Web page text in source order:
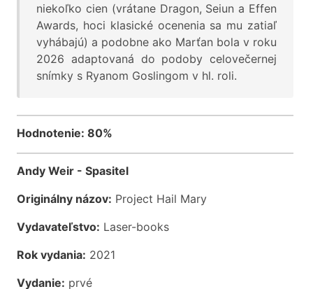
niekoľko cien (vrátane Dragon, Seiun a Effen
Awards, hoci klasické ocenenia sa mu zatiaľ
vyhábajú) a podobne ako Marťan bola v roku
2026 adaptovaná do podoby celovečernej
snímky s Ryanom Goslingom v hl. roli.
Hodnotenie: 80%
Andy Weir - Spasitel
Originálny názov: Project Hail Mary
Vydavateľstvo: Laser-books
Rok vydania: 2021
Vydanie: prvé